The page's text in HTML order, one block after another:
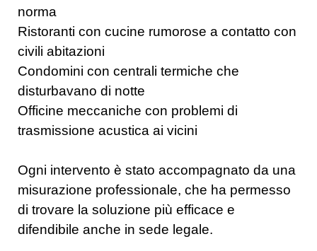
norma
Ristoranti con cucine rumorose a contatto con
civili abitazioni
Condomini con centrali termiche che
disturbavano di notte
Officine meccaniche con problemi di
trasmissione acustica ai vicini
Ogni intervento è stato accompagnato da una
misurazione professionale, che ha permesso
di trovare la soluzione più efficace e
difendibile anche in sede legale.